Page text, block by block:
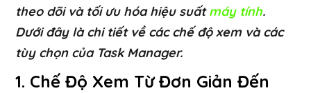
theo dõi và tối ưu hóa hiệu suấtmáy tính.
Dưới đây là chi tiết về các chế độ xem và các
tùy chọn của Task Manager.
1. Chế Độ Xem Từ Đơn Giản Đến